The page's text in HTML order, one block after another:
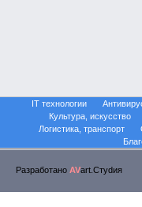
IT технологии
Культура, искусство
Логистика, транспорт
Разработано AVart.Стуdия